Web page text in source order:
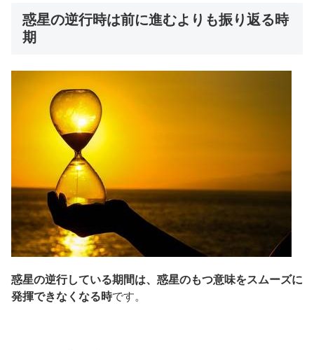
惑星の逆行時は前に進むよりも振り返る時
期
惑星の逆行している期間は、惑星のもつ意味をスムーズに
発揮できなくなる時です。